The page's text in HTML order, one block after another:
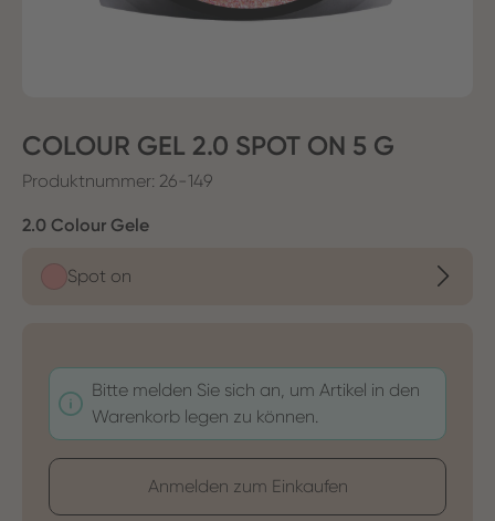
COLOUR GEL 2.0 SPOT ON 5 G
Produktnummer: 26-149
2.0 Colour Geleauswählen
Spot on
Bitte melden Sie sich an, um Artikel in den
Warenkorb legen zu können.
Anmelden zum Einkaufen